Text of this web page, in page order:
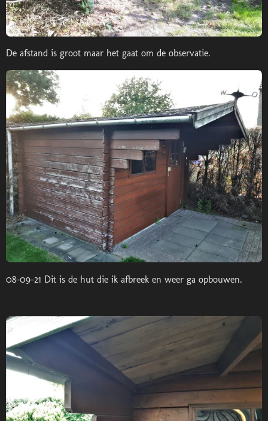
De afstand is groot maar het gaat om de observatie.
08-09-21 Dit is de hut die ik afbreek en weer ga opbouwen.